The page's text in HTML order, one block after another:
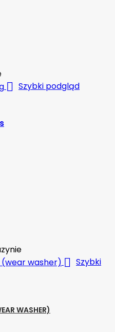
 Szybki podgląd
 Szybki
WASHER)